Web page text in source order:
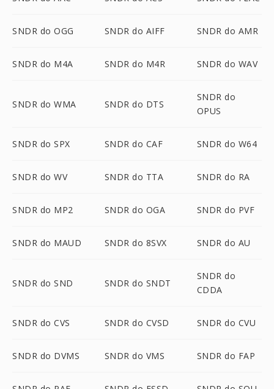
SNDR do OGG SNDR do AIFF SNDR do AMR
SNDR do M4A SNDR do M4R SNDR do WAV
SNDR do WMA SNDR do DTS
SNDR do
OPUS
SNDR do SPX SNDR do CAF SNDR do W64
SNDR do WV SNDR do TTA SNDR do RA
SNDR do MP2 SNDR do OGA SNDR do PVF
SNDR do MAUD SNDR do 8SVX SNDR do AU
SNDR do SND SNDR do SNDT
SNDR do
CDDA
SNDR do CVS SNDR do CVSD SNDR do CVU
SNDR do DVMS SNDR do VMS SNDR do FAP